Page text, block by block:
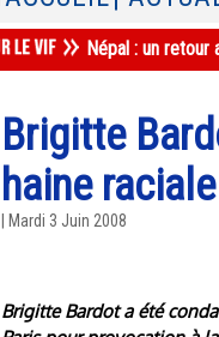
Népal : un retour
Brigitte
haine raciale
| Mardi 3 Juin 2008
Brigitte Bardot a été